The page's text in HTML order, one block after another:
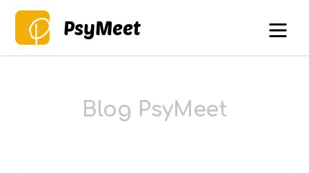
PsyMeet
Blog PsyMeet